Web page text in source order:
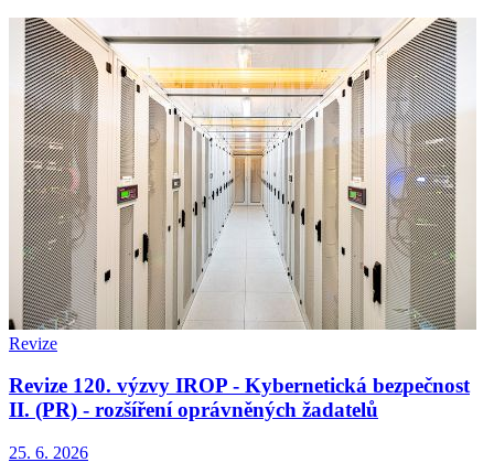
Revize
Revize 120. výzvy IROP - Kybernetická bezpečnost
II. (PR) - rozšíření oprávněných žadatelů
25. 6. 2026